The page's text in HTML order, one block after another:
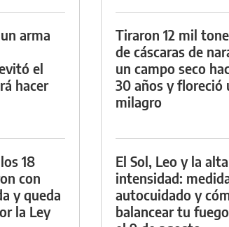
arma
el
hacer
18
con
y queda
la Ley
Tiraron 12 mil
de cáscaras de
un campo seco
30 años y floreció
milagro
El Sol, Leo y la alta
intensidad:
autocuidado y
balancear tu